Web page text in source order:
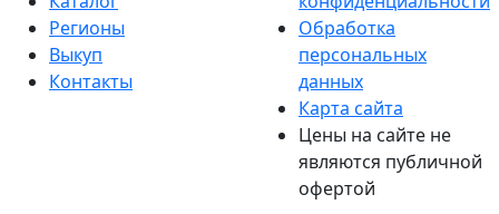
Регионы
Выкуп
Контакты
Обработка
персональных
данных
Карта сайта
Цены на сайте не
являются публичной
офертой